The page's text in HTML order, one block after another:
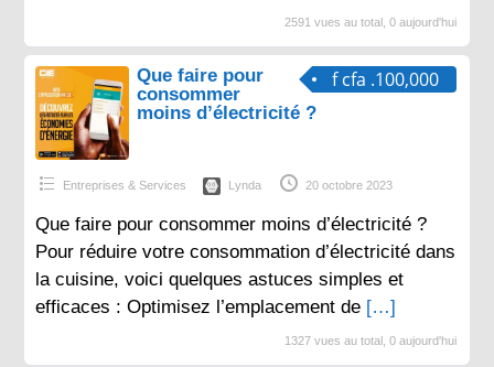
2591 vues au total, 0 aujourd'hui
f cfa .100,000
Que faire pour
consommer
moins d’électricité ?
Entreprises & Services Lynda 20 octobre 2023
Que faire pour consommer moins d’électricité ?
Pour réduire votre consommation d’électricité dans
la cuisine, voici quelques astuces simples et
efficaces : Optimisez l’emplacement de […]
1327 vues au total, 0 aujourd'hui